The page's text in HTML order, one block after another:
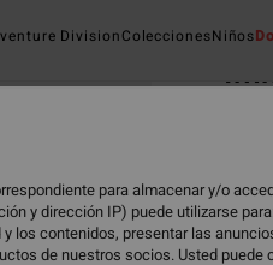
DivisionColeccionesNiños
para almacenar y/o
y dirección IP) puede utilizarse
los contenidos, presentar las
de nuestros socios. Usted puede